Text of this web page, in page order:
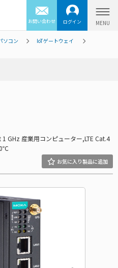
お問い合わせ ログイン
ソコン
IoTゲートウェイ
GHz 産業用コンピューター,LTE Cat.4